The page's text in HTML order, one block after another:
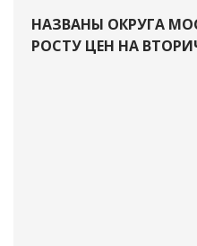
НАЗВАНЫ ОКРУГА
РОСТУ ЦЕН НА